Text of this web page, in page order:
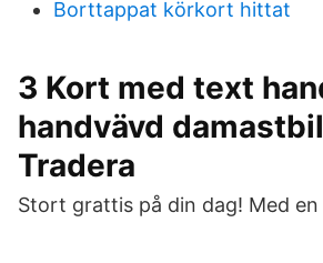
Borttappat körkort hittat
3 Kort med text
handvävd
Tradera
Stort grattis på din dag! Med en